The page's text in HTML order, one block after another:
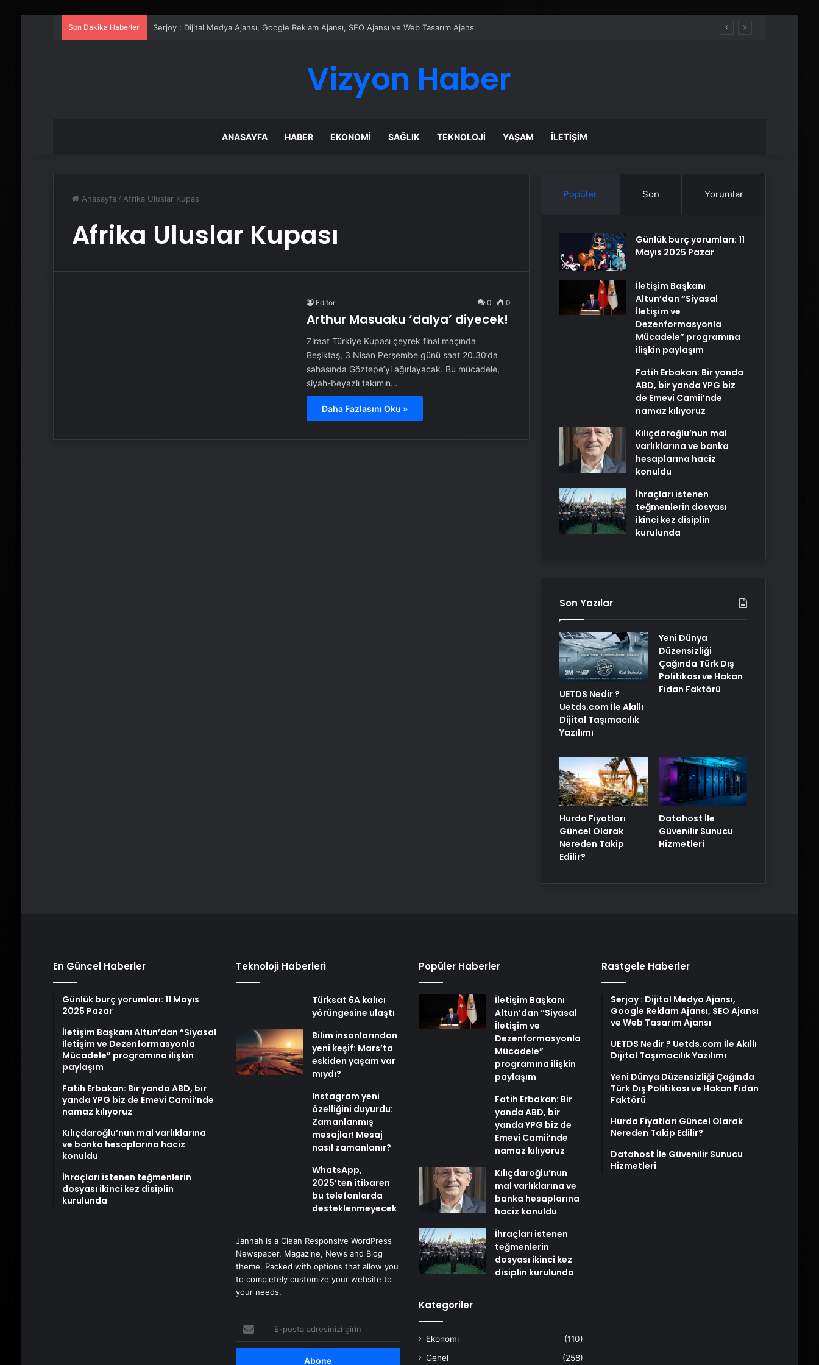
Son Dakika Haberleri Serjoy : Dijital Medya Ajansı, Google Reklam Ajansı, SEO Ajansı ve Web Tasarım Ajansı
Vizyon Haber
ANASAYFA HABER EKONOMI SAĞLIK TEKNOLOJI YAŞAM İLETIŞIM
Anasayfa / Afrika Uluslar Kupası
Afrika Uluslar Kupası
Editör 0 0
Arthur Masuaku ‘dalya’ diyecek!
Ziraat Türkiye Kupası çeyrek final maçında
Beşiktaş, 3 Nisan Perşembe günü saat 20.30’da
sahasında Göztepe’yi ağırlayacak. Bu mücadele,
siyah-beyazlı takımın…
Daha Fazlasını Oku »
Popüler Son Yorumlar
Günlük burç yorumları: 11
Mayıs 2025 Pazar
İletişim Başkanı
Altun’dan “Siyasal
İletişim ve
Dezenformasyonla
Mücadele” programına
ilişkin paylaşım
Fatih Erbakan: Bir yanda
ABD, bir yanda YPG biz
de Emevi Camii’nde
namaz kılıyoruz
Kılıçdaroğlu’nun mal
varlıklarına ve banka
hesaplarına haciz
konuldu
İhraçları istenen
teğmenlerin dosyası
ikinci kez disiplin
kurulunda
Son Yazılar
UETDS Nedir ?
Uetds.com İle Akıllı
Dijital Taşımacılık
Yazılımı
Yeni Dünya
Düzensizliği
Çağında Türk Dış
Politikası ve Hakan
Fidan Faktörü
Hurda Fiyatları
Güncel Olarak
Nereden Takip
Edilir?
Datahost İle
Güvenilir Sunucu
Hizmetleri
En Güncel Haberler
Günlük burç yorumları: 11 Mayıs
2025 Pazar
İletişim Başkanı Altun’dan “Siyasal
İletişim ve Dezenformasyonla
Mücadele” programına ilişkin
paylaşım
Fatih Erbakan: Bir yanda ABD, bir
yanda YPG biz de Emevi Camii’nde
namaz kılıyoruz
Kılıçdaroğlu’nun mal varlıklarına
ve banka hesaplarına haciz
konuldu
İhraçları istenen teğmenlerin
dosyası ikinci kez disiplin
kurulunda
Teknoloji Haberleri
Türksat 6A kalıcı
yörüngesine ulaştı
Bilim insanlarından
yeni keşif: Mars’ta
eskiden yaşam var
mıydı?
Instagram yeni
özelliğini duyurdu:
Zamanlanmış
mesajlar! Mesaj
nasıl zamanlanır?
WhatsApp,
2025’ten itibaren
bu telefonlarda
desteklenmeyecek
Jannah is a Clean Responsive WordPress
Newspaper, Magazine, News and Blog
theme. Packed with options that allow you
to completely customize your website to
your needs.
posta
adresinizi
Popüler Haberler
İletişim Başkanı
Altun’dan “Siyasal
İletişim ve
Dezenformasyonla
Mücadele”
programına ilişkin
paylaşım
Fatih Erbakan: Bir
yanda ABD, bir
yanda YPG biz de
Emevi Camii’nde
namaz kılıyoruz
Kılıçdaroğlu’nun
mal varlıklarına ve
banka hesaplarına
haciz konuldu
İhraçları istenen
teğmenlerin
dosyası ikinci kez
disiplin kurulunda
Kategoriler
Ekonomi
(110)
Genel
(258)
Rastgele Haberler
Serjoy : Dijital Medya Ajansı,
Google Reklam Ajansı, SEO Ajansı
ve Web Tasarım Ajansı
UETDS Nedir ? Uetds.com İle Akıllı
Dijital Taşımacılık Yazılımı
Yeni Dünya Düzensizliği Çağında
Türk Dış Politikası ve Hakan Fidan
Faktörü
Hurda Fiyatları Güncel Olarak
Nereden Takip Edilir?
Datahost İle Güvenilir Sunucu
Hizmetleri